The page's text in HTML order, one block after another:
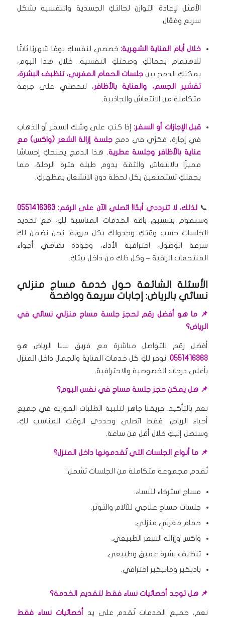
الأمثل لإعادة التوازن لحالتكِ الجسدية والنفسية بشكل
سريع وفعّال.
خلال أيام العناية الشهرية:خصصي لنفسكِ يومًا شهريًا ثابتًا
للاهتمام بجمالكِ وصحتكِ النفسية. خلال هذا اليوم،
يمكنكِ الدمج بين جلسات الحمام المغربي، تنظيف البشرة،
تقشير الجسم، والعناية بالأظافر، لتحصلي على جرعة
متكاملة من الانتعاش والجاذبية.
قبل الإجازات أو السفر:إذا كنتِ على وشك السفر أو الذهاب
في إجازة، فكرّي في دمججلسة إزالة الشعر (واكس) مع
عناية بالأظافر وجلسة عطرية. هذا الدمج يمنحكِ إحساسًا
مميزًا بالانتعاش والثقة يدوم طيلة فترة الرحلة، مما
يجعلكِ تستمتعين بكل لحظة دون الانشغال بمظهركِ.
📞لذلك، لا تترددي أبدًا! اتصلي الآن على الرقم: 0551416363
وسنقوم بتنسيق باقة الخدمات المناسبة لكِ، مع تحديد
الجلسات حسب وقتكِ وجدولكِ بكل مرونة. نحن نضمن لكِ
سرعة الوصول، احترافية الأداء، وجودة تضاهي أجواء
المنتجعات الراقية – وكل ذلك من داخل بيتكِ.
الأسئلة الشائعة حول خدمة مساج منزلي
نسائي بالرياض: إجابات سريعة وواضحة
📌 ما هو أفضل رقم لحجز جلسة مساج منزلي نسائي في
الرياض؟
أفضل رقم للتواصل مباشرة مع فريق سبا الرياض هو
0551416363. نوفر لكِ كل خدمات العناية والجمال داخل المنزل
بأعلى درجات الخصوصية والاحترافية.
📌 هل يمكن حجز جلسة مساج في نفس اليوم؟
نعم بالتأكيد. فريقنا جاهز لتلبية الطلبات الفورية في جميع
أحياء الرياض. فقط اتصلي وحددي الوقت المناسب لكِ،
وسنصل إليكِ خلال أقل من ساعة.
📌 ما أنواع الجلسات التي تُقدمونها داخل المنزل؟
نُقدم مجموعة متكاملة من الجلسات تشمل:
مساج استرخاء للنساء.
جلسات مساج علاجي للآلام والتوتر.
حمام مغربي منزلي.
واكس وإزالة الشعر الطبيعي.
تنظيف بشرة عميق وطبيعي.
باديكير ومانيكير احترافي.
📌 هل توجد أخصائيات نساء فقط لتقديم الخدمة؟
نعم، جميع الخدمات تُقدم على يد
أخصائيات نساء فقط